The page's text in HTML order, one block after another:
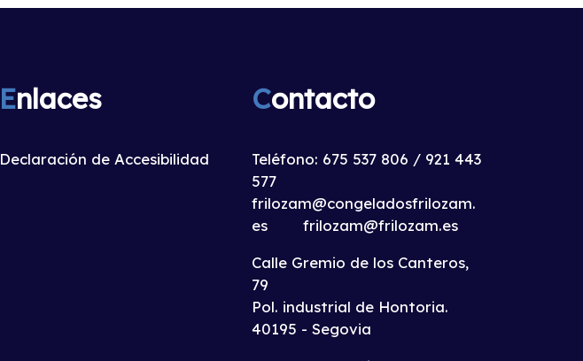
Enlaces
Declaración de Accesibilidad
Contacto
Teléfono: 675 537 806 / 921 443
577
frilozam@congeladosfrilozam.
esfrilozam@frilozam.es
Calle Gremio de los Canteros,
79
Pol. industrial de Hontoria.
40195 - Segovia